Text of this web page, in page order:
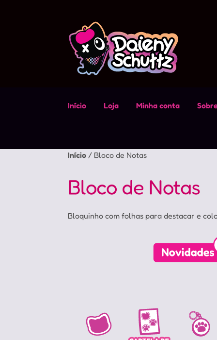
Pular
para
navegação
Pular
para
o
conteúdo
Início Loja Minha conta
Início / Bloco de Notas
Bloco de Notas
Bloquinho com folhas para destacar e